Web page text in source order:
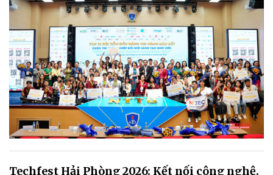
Techfest Hải Phòng 2026: Kết nối công nghệ,